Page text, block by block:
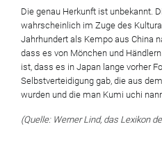
Die genau Herkunft ist unbekannt.
wahrscheinlich im Zuge des
Jahrhundert als Kempo aus China
dass es von Mönchen und
ist, dass es in Japan lange vorher
Selbstverteidigung gab, die aus
wurden und die man Kumi uchi
(Quelle: Werner Lind, das Lexikon